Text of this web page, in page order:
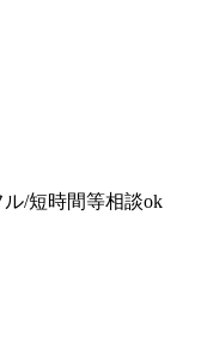
/短時間等相談ok